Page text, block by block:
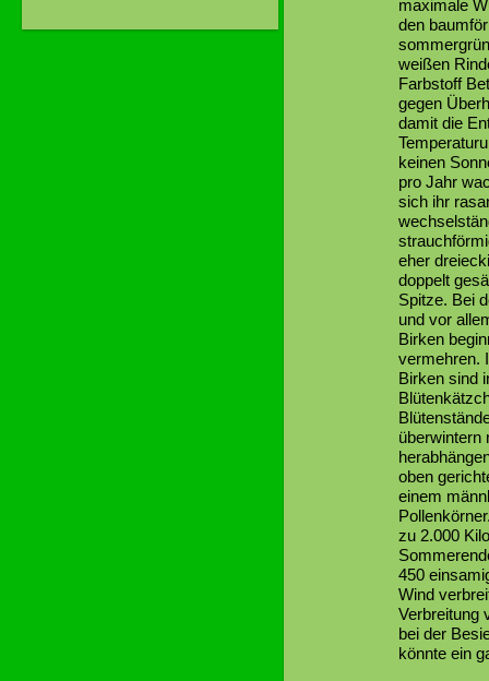
maximale
den
weißen
Farbstoff
gegen
damit die
keinen
pro Jahr
sich ihr
eher
doppelt
Spitze. Bei
und vor
Birken
vermehren.
Birken sind
überwintern
oben
einem
zu 2.000
450
Wind
Verbreitung
bei der
könnte ein